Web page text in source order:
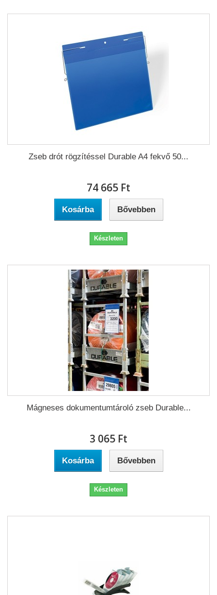
Zseb drót rögzítéssel Durable A4 fekvő 50...
74 665 Ft‎
Kosárba Bővebben
Készleten
Mágneses dokumentumtároló zseb Durable...
3 065 Ft‎
Kosárba Bővebben
Készleten